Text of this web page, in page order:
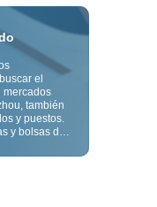
el
mercados
también
y puestos.
y bolsas de
sea